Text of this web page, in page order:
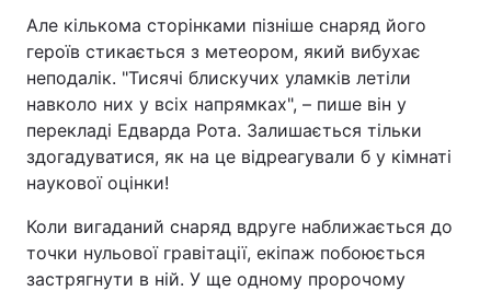
Але кількома сторінками пізніше снаряд його
героїв стикається з метеором, який вибухає
неподалік. "Тисячі блискучих уламків летіли
навколо них у всіх напрямках", – пише він у
перекладі Едварда Рота. Залишається тільки
здогадуватися, як на це відреагували б у кімнаті
наукової оцінки!
Коли вигаданий снаряд вдруге наближається до
точки нульової гравітації, екіпаж побоюється
застрягнути в ній. У ще одному пророчому